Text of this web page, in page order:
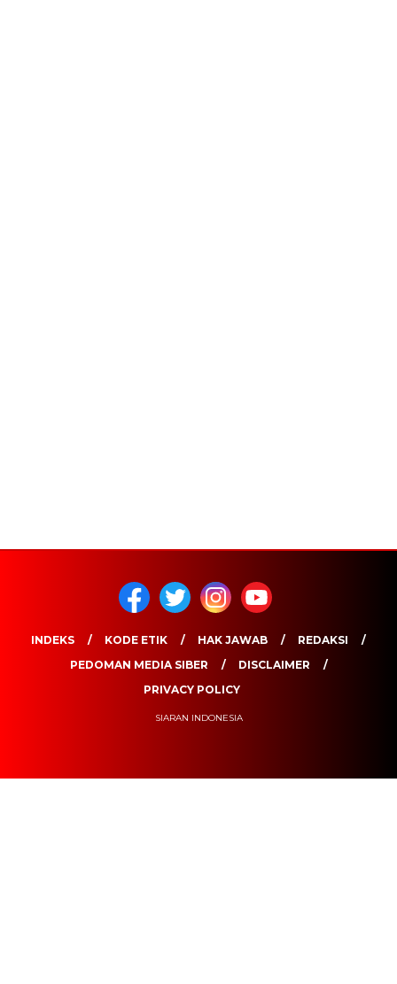
INDEKS KODE ETIK HAK JAWAB
REDAKSI
PEDOMAN MEDIA SIBER
DISCLAIMER
PRIVACY POLICY
SIARAN INDONESIA